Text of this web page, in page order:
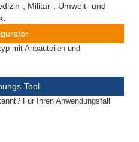
, Militär-, Umwelt- und
mit Anbauteilen und
Tool
Für Ihren Anwendungsfall